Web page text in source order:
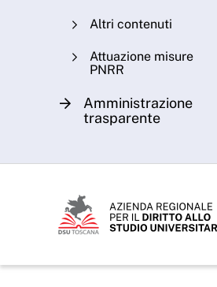
Altri contenuti
Attuazione misure
PNRR
Amministrazione
trasparente